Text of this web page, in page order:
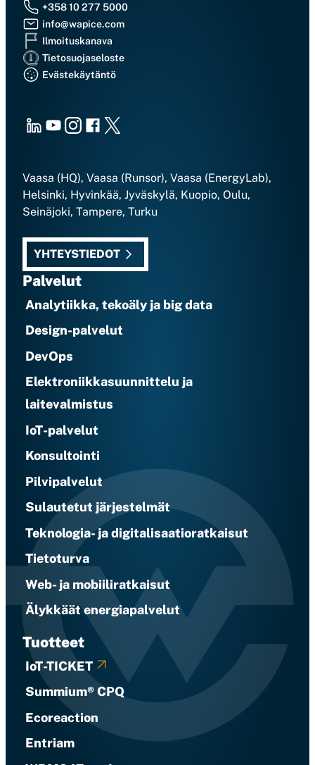
+358 10 277 5000
info@wapice.com
Ilmoituskanava
Tietosuojaseloste
Evästekäytäntö
LinkedInYoutubeInstagram
Facebook
X
Vaasa (HQ), Vaasa (Runsor), Vaasa (EnergyLab),
Helsinki, Hyvinkää, Jyväskylä, Kuopio, Oulu,
Seinäjoki, Tampere, Turku
YHTEYSTIEDOT
Palvelut
Analytiikka, tekoäly ja big data
Design-palvelut
DevOps
Elektroniikkasuunnittelu ja
laitevalmistus
IoT-palvelut
Konsultointi
Pilvipalvelut
Sulautetut järjestelmät
Teknologia- ja digitalisaatioratkaisut
Tietoturva
Web- ja mobiiliratkaisut
Älykkäät energiapalvelut
Tuotteet
IoT-TICKET
Summium® CPQ
Ecoreaction
Entriam